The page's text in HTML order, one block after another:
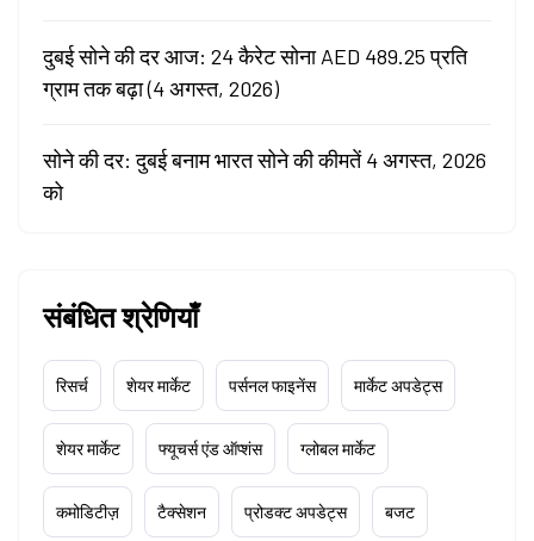
दुबई सोने की दर आज: 24 कैरेट सोना AED 489.25 प्रति
ग्राम तक बढ़ा (4 अगस्त, 2026)
सोने की दर: दुबई बनाम भारत सोने की कीमतें 4 अगस्त, 2026
को
संबंधित श्रेणियाँ
रिसर्च शेयर मार्केट पर्सनल फाइनेंस मार्केट अपडेट्स
शेयर मार्केट फ्यूचर्स एंड ऑप्शंस ग्लोबल मार्केट
कमोडिटीज़ टैक्सेशन प्रोडक्ट अपडेट्स बजट